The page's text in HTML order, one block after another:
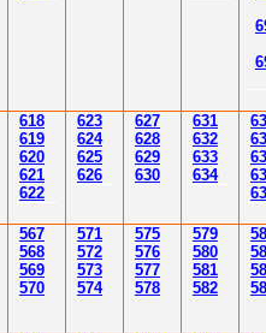
618
619
620
621
622
623
624
625
626
627
628
629
630
631
632
633
634
63
567
568
569
570
571
572
573
574
575
576
577
578
579
580
581
582